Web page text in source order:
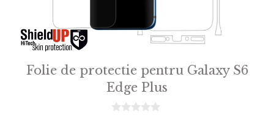
Folie de protectie pentru Galaxy S6
Edge Plus